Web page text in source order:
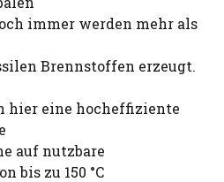
immer werden mehr als
Brennstoffen erzeugt.
hier eine hocheffiziente
auf nutzbare
bis zu 150 °C